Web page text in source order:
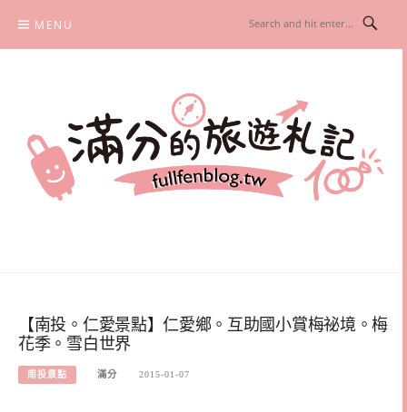
content
MENU
【南投。仁愛景點】仁愛鄉。互助國小賞梅祕境。梅
花季。雪白世界
南投景點 滿分 2015-01-07